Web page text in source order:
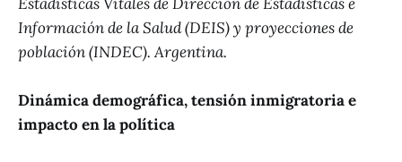
Información de la Salud (DEIS) y proyecciones de
población (INDEC). Argentina.
Dinámica demográfica, tensión inmigratoria e
impacto en la política